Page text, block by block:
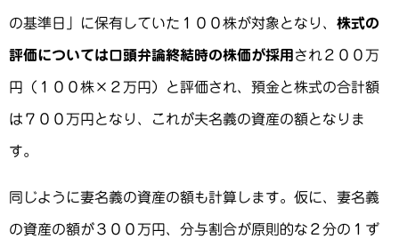
の基準日」に保有していた１００株が対象となり、 株式の
評価については口頭弁論終結時の株価が採用 され２００万
円（１００株×２万円）と評価され、預金と株式の合計額
は７００万円となり、これが夫名義の資産の額となりま
す。
同じように妻名義の資産の額も計算します。仮に、妻名義
の資産の額が３００万円、分与割合が原則的な２分の１ず